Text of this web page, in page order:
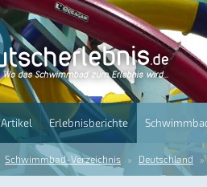
Artikel Erlebnisberichte
Schwimmbad-Verzeichnis Deutschland